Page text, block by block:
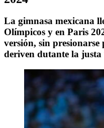
La gimnasa mexicana
Olímpicos y en Paris
versión, sin presionarse
deriven dutante la justa